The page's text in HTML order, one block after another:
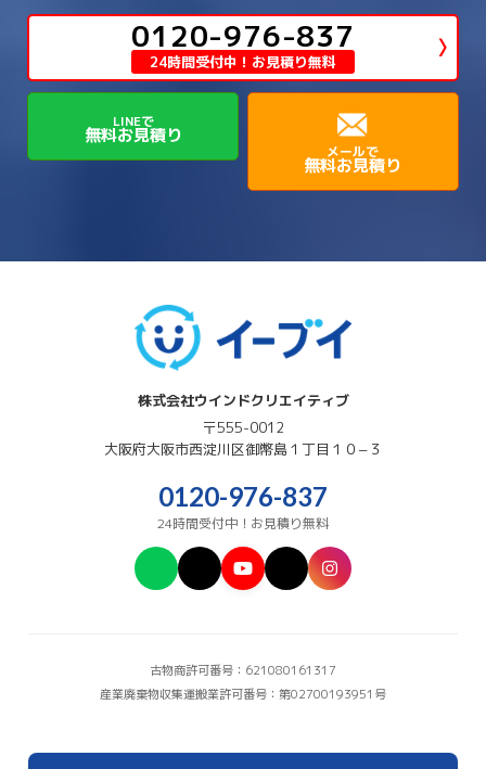
0120-976-837
24時間受付中！お見積り無料
LINEで
無料お見積り
メールで
無料お見積り
株式会社ウインドクリエイティブ
〒555-0012
大阪府大阪市西淀川区御幣島１丁目１０−３
0120-976-837
24時間受付中！お見積り無料
古物商許可番号：621080161317
産業廃棄物収集運搬業許可番号：第02700193951号